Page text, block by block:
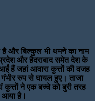
है और बिल्कुल भी थमने का नाम
प्रदेश और हैदराबाद समेत देश के
हैं जहां आवारा कुत्तों की वजह
रुप से घायल हुए। ताजा
ने एक बच्चे को बुरी तरह
आया है।